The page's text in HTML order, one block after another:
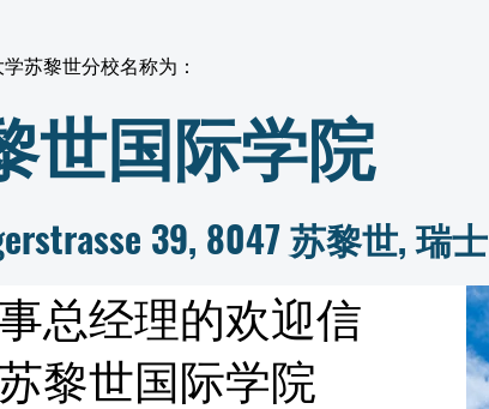
苏黎世分校名称为：
世国际学院
39, 8047 苏黎世, 瑞士
总经理的欢迎信
黎世国际学院